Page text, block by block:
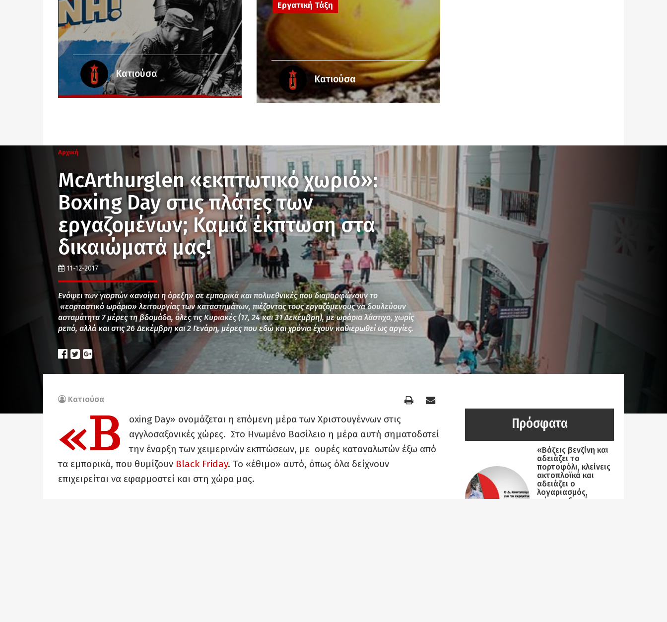
Κατιούσα
Εργατική Τάξη
Κατιούσα
Αρχική
McArthurglen «εκπτωτικό χωριό»:
Boxing Day στις πλάτες των
εργαζομένων; Καμιά έκπτωση στα
δικαιώματά μας!
11-12-2017
Ενόψει των γιορτών «ανοίγει η όρεξη» σε εμπορικά και πολυεθνικές που διαμορφώνουν το
«εορταστικό ωράριο» λειτουργίας των καταστημάτων, πιέζοντας τους εργαζόμενους να δουλεύουν
ασταμάτητα 7 μέρες τη βδομάδα, όλες τις Κυριακές (17, 24 και 31 Δεκέμβρη), με ωράρια λάστιχο, χωρίς
ρεπό, αλλά και στις 26 Δεκέμβρη και 2 Γενάρη, μέρες που εδώ και χρόνια έχουν καθιερωθεί ως αργίες.
Κατιούσα
«B
oxing Day» ονομάζεται η επόμενη μέρα των Χριστουγέννων στις
αγγλοσαξονικές χώρες. Στο Ηνωμένο Βασίλειο η μέρα αυτή σηματοδοτεί
την έναρξη των χειμερινών εκπτώσεων, με ουρές καταναλωτών έξω από
τα εμπορικά, που θυμίζουν Black Friday. Το «έθιμο» αυτό, όπως όλα δείχνουν
επιχειρείται να εφαρμοστεί και στη χώρα μας.
Πρόσφατα
«Βάζεις βενζίνη και
αδειάζει το
πορτοφόλι, κλείνεις
ακτοπλοϊκά και
αδειάζει ο
λογαριασμός,
ψάχνεις δωμάτιο